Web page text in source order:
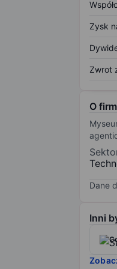
Zysk
Zwrot
O
Dane
Inni